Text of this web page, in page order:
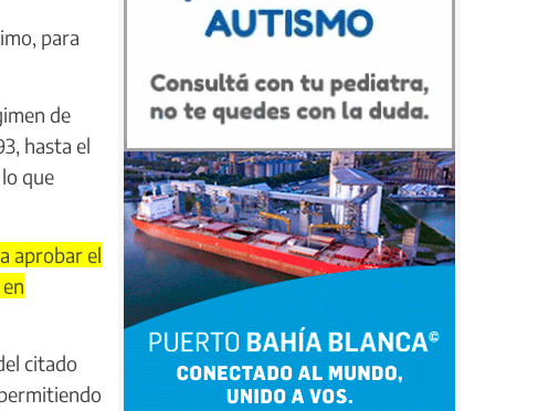
para
de
hasta el
que
aprobar el
citado